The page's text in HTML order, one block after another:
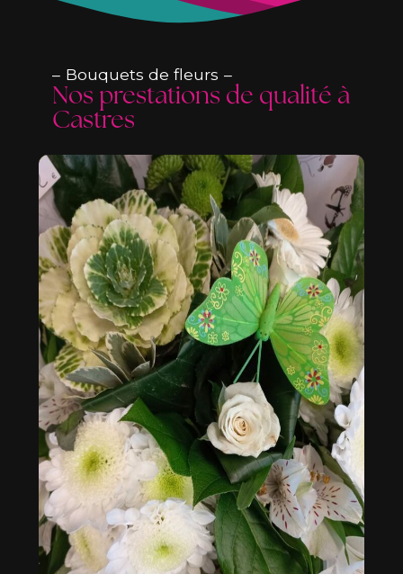
Bouquets de fleurs
Nos prestations de qualité à
Castres